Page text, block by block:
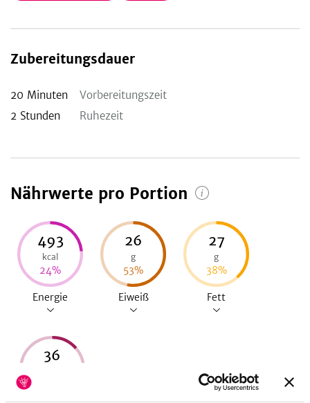
Zubereitungsdauer
20 Minuten
Vorbereitungszeit
2 Stunden Ruhezeit
Nährwerte pro Portion
493
kcal
24%
Energie
26
g
53%
Eiweiß
27
g
38%
Fett
36